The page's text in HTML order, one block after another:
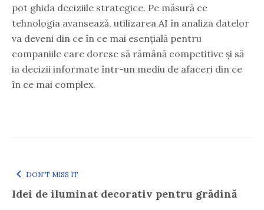
pot ghida deciziile strategice. Pe măsură ce
tehnologia avansează, utilizarea AI în analiza datelor
va deveni din ce în ce mai esențială pentru
companiile care doresc să rămână competitive și să
ia decizii informate într-un mediu de afaceri din ce
în ce mai complex.
DON'T MISS IT
Idei de iluminat decorativ pentru grădină